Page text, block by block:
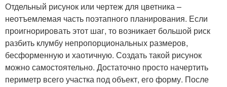
Отдельный рисунок или чертеж для цветника –
неотъемлемая часть поэтапного планирования. Если
проигнорировать этот шаг, то возникает большой риск
разбить клумбу непропорциональных размеров,
бесформенную и хаотичную. Создать такой рисунок
можно самостоятельно. Достаточно просто начертить
периметр всего участка под объект, его форму. После